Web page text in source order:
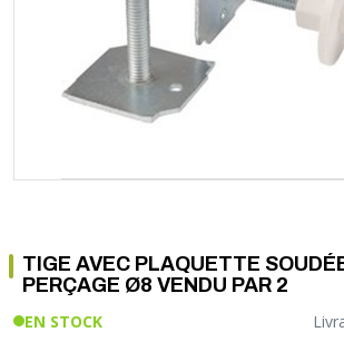
RACCORD PE (POLYÉTHYLÈNE)
RACCORD GALVA
RACCORD INOX
TUBE LAITON ET ECROU
KIT FIXATION MURAL
ROBINET
FLEXIBLE
ETANCHÉITÉ RACCORDEMENT
Soupape différentielle
Température
Vase d'expansion
Vanne de Température
Vanne de zone
Vanne équilibrage
Vanne mélangeuse
CHAUDIÈRE
TUBAGE CHEMINÉE CHAUDIÈRE
EQUIPEMENT INDUSTRIEL
COMMUNICATION
COLLIER ET FIXATION
CONNEXION
GAINE
LAMPE ET TORCHE
PILES ET ACCUMULATEURS
BLOC DE SÉCURITÉ
TRAPPE CHATIÈRE ET HUBLOT
PLOMBERIE PER
VOTRE SOLUTION CHAUFFAGE
TIGE AVEC PLAQUETTE
PERÇAGE Ø8 VENDU PAR 2
EN STOCK